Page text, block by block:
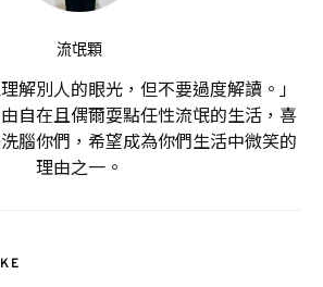
流氓顆
解別人的眼光，但不要過度解讀。」
自在且偶爾耍點任性流氓的生活，喜
腦你們，希望成為你們生活中微笑的
理由之一。